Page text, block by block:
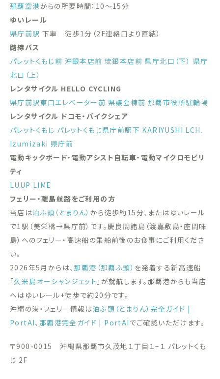
那覇空港からの所要時間：10〜15分
ゆいレール
県庁前駅 下車 徒歩1分（2F連絡口より直結）
路線バス
パレットくもじ前 沖銀本店前 琉銀本店前 県庁北口（下） 県庁
北口（上）
レンタサイクル HELLO CYCLING
県庁前駅東口エレベーター前 県議会棟前 那覇市役所駐輪場
レンタサイクル ドコモ・バイクシェア
パレットくもじ パレットくもじ県庁前駅下 KARIYUSHI LCH.
Izumizaki 県庁前
電動キックボード・電動アシスト自転車・電動マイクロモビリ
ティ
LUUP LIME
フェリー・離島航路をご利用の方
当店は泊ふ頭（とまりん） から徒歩約15分、またはゆいレール
で1駅（美栄橋→県庁前）です。慶良間諸島（渡嘉敷島・座間味
島）へのフェリー・高速船の乗船前後のお食事にご利用くださ
い。
2026年5月からは、那覇港（那覇ふ頭） を発着する新高速船
「久米島オーシャンジェット 」が就航します。那覇港からも当店
へはゆいレール+徒歩で約20分です。
沖縄の港・フェリー情報は泊ふ頭（とまりん）完全ガイド |
PortAI、 那覇港完全ガイド | PortAI でご確認いただけます。
〒900-0015 沖縄県那覇市久茂地１丁目１−１ パレットくも
じ 2F